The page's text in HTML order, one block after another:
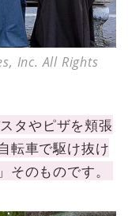
Inc. All Rights
タやピザを頬張
転車で駆け抜け
のものです。